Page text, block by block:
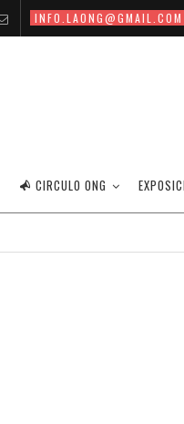
INFO.LAONG@GMAIL.COM
CIRCULO ONG